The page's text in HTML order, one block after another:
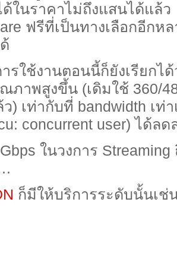
ด้ในราคาไม่ถึงแสนได้แล้ว
ฟรีที่เป็นทางเลือกอีกห
รใช้งานตอนนี้ก็ยังเรียกไ
ภาพสูงขึ้น (เดิมใช้ 360/
) เท่ากับที่ bandwidth เท่
concurrent user) ได้ลด
ในวงการ
ก็มีให้บริการระดับนั้นเ